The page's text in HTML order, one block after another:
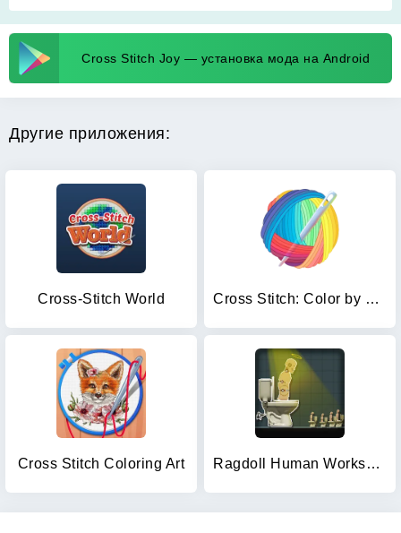
Cross Stitch Joy — установка мода на Android
Другие приложения:
Cross-Stitch World Cross Stitch: Color by Number
Cross Stitch Coloring Art Ragdoll Human Workshop